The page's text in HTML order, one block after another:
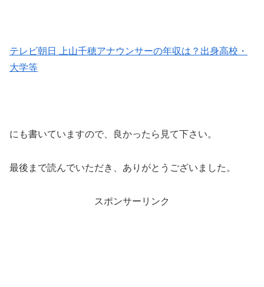
テレビ朝日 上山千穂アナウンサーの年収は？出身高校・
大学等
にも書いていますので、良かったら見て下さい。
最後まで読んでいただき、ありがとうございました。
スポンサーリンク